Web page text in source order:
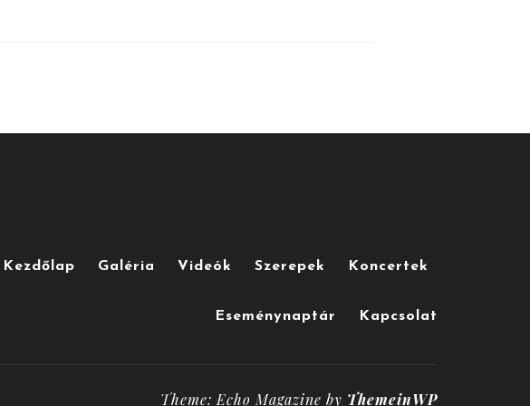
Kezdőlap Galéria Videók Szerepek Koncertek
Eseménynaptár Kapcsolat
Theme: Echo Magazine by ThemeinWP